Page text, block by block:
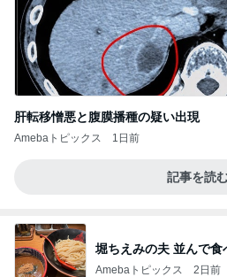
肝転移憎悪と腹膜播種の疑い出現
Amebaトピックス 1日前
記事を読
堀ちえみの夫 並んで食
Amebaトピックス 2日前